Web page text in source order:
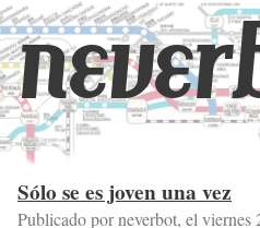
Sólo se es joven una vez
Publicado por neverbot, el viernes